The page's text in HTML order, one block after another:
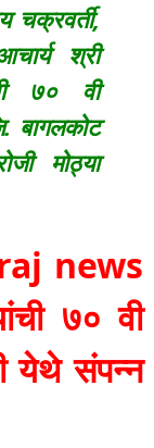
चक्रवर्ती,
श्री
७० वी
बागलकोट
मोठ्या
news
७० वी
येथे संपन्न